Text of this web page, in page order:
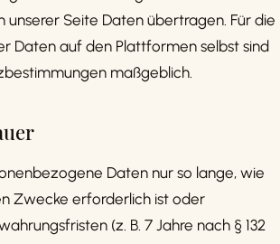
unserer Seite Daten übertragen. Für die
Daten auf den Plattformen selbst sind
maßgeblich.
Daten nur so lange, wie
Zwecke erforderlich ist oder
(z. B. 7 Jahre nach § 132